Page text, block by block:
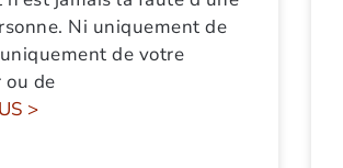
Ni uniquement de
de votre
ou de
>